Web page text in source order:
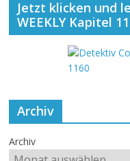
Jetzt klicken und
WEEKLY Kapitel
Archiv
Archiv